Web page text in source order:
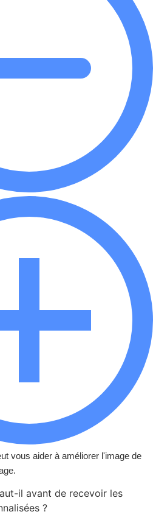
rayon.
en plastique ou
logo et toutes les
peuvent être
emballage. Nous utilisons
technologies
pour soutenir les
d'aujourd'hui.
dans
des
de bière
Pack signifie que vous
d'experts dévoués au
vendez. Nous nous
et la création
attrayants et
nos
rapides
de produits
à l'aide du
et prêts à
peuvent être
vous aider à améliorer l'image de
il avant de recevoir les
?